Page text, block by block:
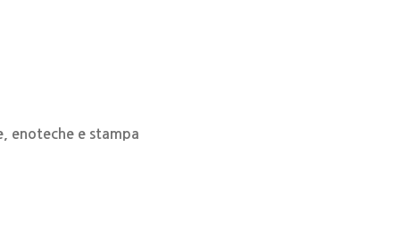
enoteche e stampa